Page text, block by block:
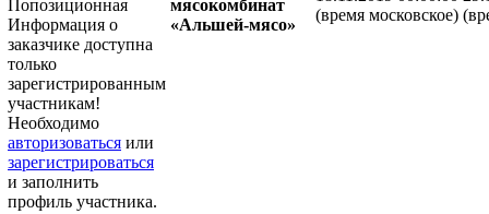
Попозиционная
Информация о
заказчике доступна
только
зарегистрированным
участникам!
Необходимо
авторизоваться или
зарегистрироваться
и заполнить
профиль участника.
мясокомбинат
«Альшей-мясо»
(время московское)